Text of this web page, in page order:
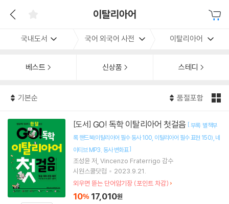
이탈리아어
국내도서 국어 외국어 사전 이탈리아어
베스트 신상품 스테디
기본순 품절포함
[도서] GO! 독학 이탈리아어 첫걸음 [부록: 별책부
록 핸드북(이탈리아어 필수 동사 100 이탈리아어 필수 표현 150) 네
이티브 MP3 동사 변화표]
조성윤저 Vincenzo Fraterrigo 감수
시원스쿨닷컴
2023.9.21.
외우면 뜯는 단어암기장 (포인트 차감)
10% 17,010원